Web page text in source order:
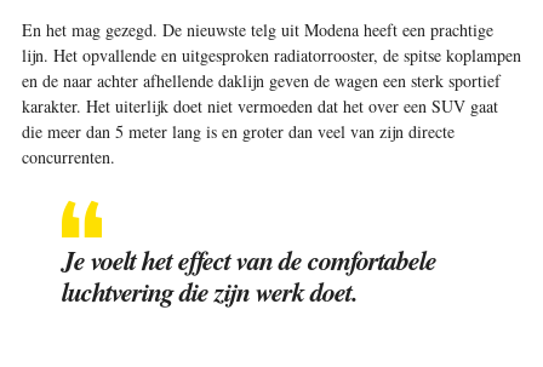
En het mag gezegd. De nieuwste telg uit Modena heeft een prachtige
lijn. Het opvallende en uitgesproken radiatorrooster, de spitse koplampen
en de naar achter afhellende daklijn geven de wagen een sterk sportief
karakter. Het uiterlijk doet niet vermoeden dat het over een SUV gaat
die meer dan 5 meter lang is en groter dan veel van zijn directe
concurrenten.
Je voelt het effect van de comfortabele
luchtvering die zijn werk doet.